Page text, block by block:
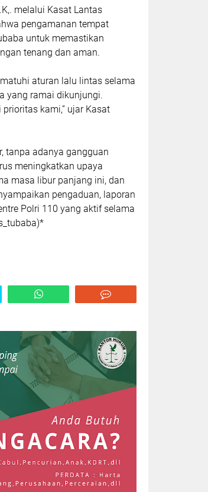
melalui Kasat Lantas
pengamanan tempat
untuk memastikan
tenang dan aman.
aturan lalu lintas selama
yang ramai dikunjungi.
kami,” ujar Kasat
tanpa adanya gangguan
meningkatkan upaya
masa libur panjang ini, dan
pengaduan, laporan
Polri 110 yang aktif selama